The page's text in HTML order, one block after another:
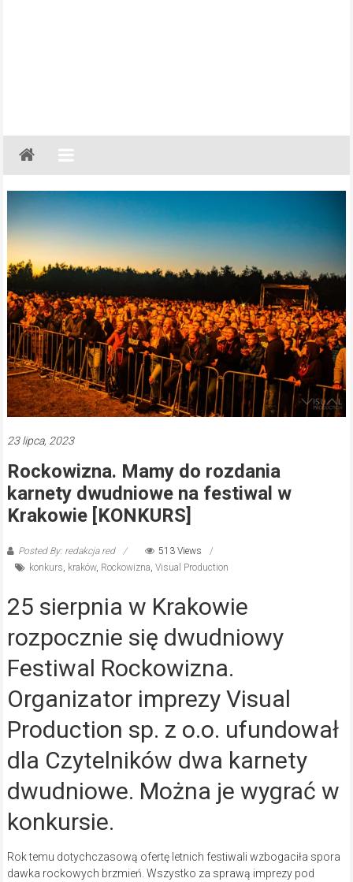
Gazeta
Regionalna
Częstochowa,
Kłobuck,
Lubliniec,
Myszków
23 lipca, 2023
Rockowizna. Mamy do rozdania
karnety dwudniowe na festiwal w
Krakowie [KONKURS]
Posted By: redakcja red
513 Views
konkurs, kraków, Rockowizna, Visual Production
25 sierpnia w Krakowie
rozpocznie się dwudniowy
Festiwal Rockowizna.
Organizator imprezy Visual
Production sp. z o.o. ufundował
dla Czytelników dwa karnety
dwudniowe. Można je wygrać w
konkursie.
Rok temu dotychczasową ofertę letnich festiwali wzbogaciła spora
dawka rockowych brzmień. Wszystko za sprawą imprezy pod